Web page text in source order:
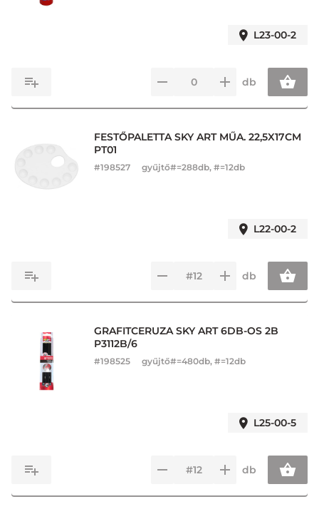
L23-00-2
db
FESTŐPALETTA SKY ART MŰA. 22,5X17CM
PT01
#198527 gyűjtő#=288db, #=12db
L22-00-2
db
GRAFITCERUZA SKY ART 6DB-OS 2B
P3112B/6
#198525 gyűjtő#=480db, #=12db
L25-00-5
db